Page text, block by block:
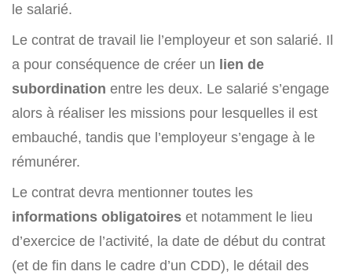
le salarié.
Le contrat de travail lie l’employeur et son salarié. Il
a pour conséquence de créer un lien de
subordination entre les deux. Le salarié s’engage
alors à réaliser les missions pour lesquelles il est
embauché, tandis que l’employeur s’engage à le
rémunérer.
Le contrat devra mentionner toutes les
informations obligatoires et notamment le lieu
d’exercice de l’activité, la date de début du contrat
(et de fin dans le cadre d’un CDD), le détail des